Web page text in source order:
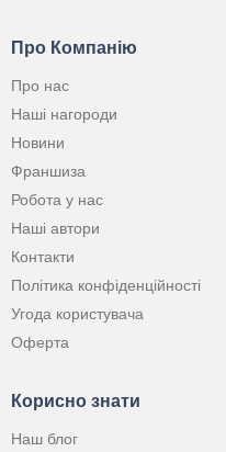
Про Компанію
Про нас
Наші нагороди
Новини
Франшиза
Робота у нас
Наші автори
Контакти
Політика конфіденційності
Угода користувача
Оферта
Корисно знати
Наш блог